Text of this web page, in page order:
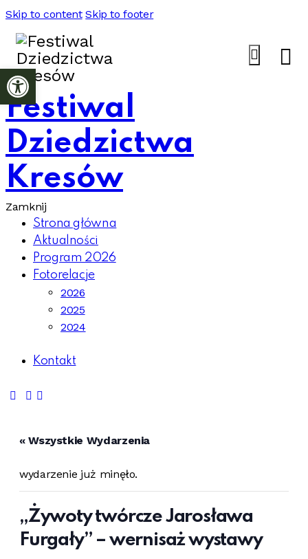
Skip to content Skip to footer
Festiwal
Dziedzictwa
Kresów
Zamknij
Strona główna
Aktualności
Program 2026
Fotorelacje
2026
2025
2024
Kontakt
« Wszystkie Wydarzenia
wydarzenie już minęło.
„Żywoty twórcze Jarosława
Furgały” – wernisaż wystawy
Otwórz pasek narzędzi